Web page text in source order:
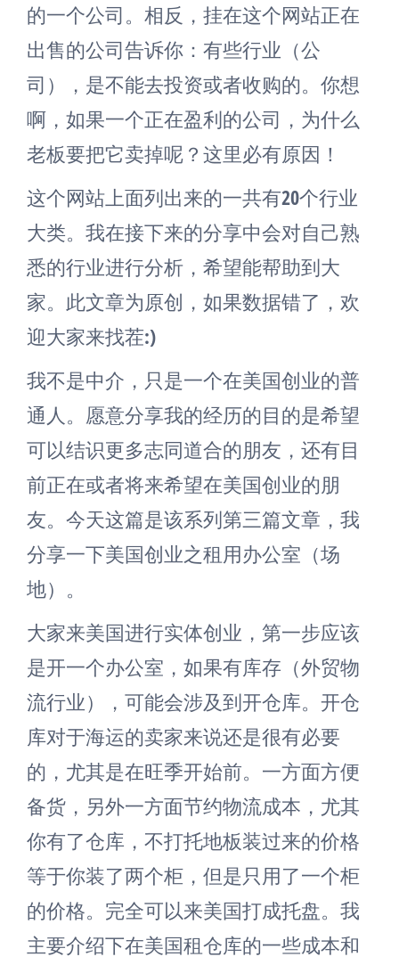
的一个公司。相反，挂在这个网站正在
出售的公司告诉你：有些行业（公
司），是不能去投资或者收购的。你想
啊，如果一个正在盈利的公司，为什么
老板要把它卖掉呢？这里必有原因！
这个网站上面列出来的一共有20个行业
大类。我在接下来的分享中会对自己熟
悉的行业进行分析，希望能帮助到大
家。此文章为原创，如果数据错了，欢
迎大家来找茬:)
我不是中介，只是一个在美国创业的普
通人。愿意分享我的经历的目的是希望
可以结识更多志同道合的朋友，还有目
前正在或者将来希望在美国创业的朋
友。今天这篇是该系列第三篇文章，我
分享一下美国创业之租用办公室（场
地）。
大家来美国进行实体创业，第一步应该
是开一个办公室，如果有库存（外贸物
流行业），可能会涉及到开仓库。开仓
库对于海运的卖家来说还是很有必要
的，尤其是在旺季开始前。一方面方便
备货，另外一方面节约物流成本，尤其
你有了仓库，不打托地板装过来的价格
等于你装了两个柜，但是只用了一个柜
的价格。完全可以来美国打成托盘。我
主要介绍下在美国租仓库的一些成本和